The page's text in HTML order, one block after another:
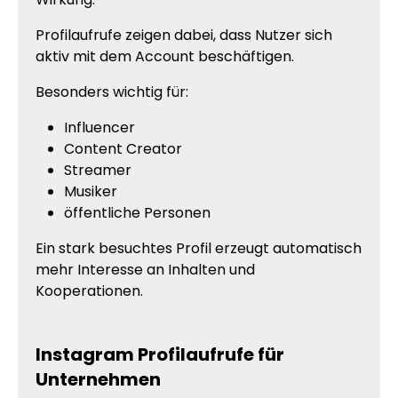
Profilaufrufe zeigen dabei, dass Nutzer sich
aktiv mit dem Account beschäftigen.
Besonders wichtig für:
Influencer
Content Creator
Streamer
Musiker
öffentliche Personen
Ein stark besuchtes Profil erzeugt automatisch
mehr Interesse an Inhalten und
Kooperationen.
Instagram Profilaufrufe für
Unternehmen